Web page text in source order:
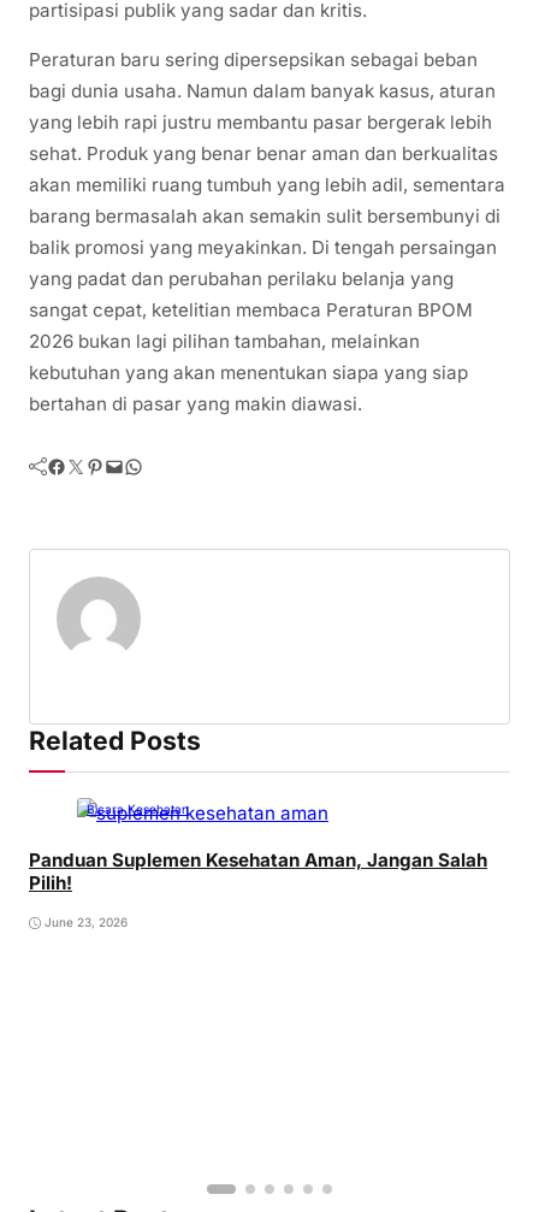
partisipasi publik yang sadar dan kritis.
Peraturan baru sering dipersepsikan sebagai beban
bagi dunia usaha. Namun dalam banyak kasus, aturan
yang lebih rapi justru membantu pasar bergerak lebih
sehat. Produk yang benar benar aman dan berkualitas
akan memiliki ruang tumbuh yang lebih adil, sementara
barang bermasalah akan semakin sulit bersembunyi di
balik promosi yang meyakinkan. Di tengah persaingan
yang padat dan perubahan perilaku belanja yang
sangat cepat, ketelitian membaca Peraturan BPOM
2026 bukan lagi pilihan tambahan, melainkan
kebutuhan yang akan menentukan siapa yang siap
bertahan di pasar yang makin diawasi.
Facebook Twitter Pinterest Mail WhatsApp
Related Posts
Bicara Kesehatan
Panduan Suplemen Kesehatan Aman, Jangan Salah
Pilih!
June 23, 2026